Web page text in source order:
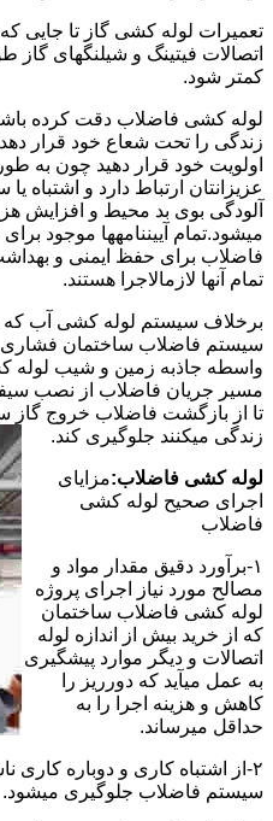
تعمیرات لوله کشی گاز تا جایی که
اتصالات فیتینگ و شیلنگهای گاز
کمتر شود.
لوله کشی فاضلاب دقت کرده
زندگی را تحت شعاع خود قرار
اولویت خود قرار دهید چون به
عزیزانتان ارتباط دارد و اشتباه
آلودگی بوی بد محیط و افزایش
میشود.تمام آییننامهها موجود
فاضلاب برای حفظ ایمنی و
تمام آنها لازمالاجرا هستند.
برخلاف سیستم لوله کشی آب
سیستم فاضلاب ساختمان فشاری
واسطه جاذبه زمین و شیب لوله
مسیر جریان فاضلاب از نصب
تا از بازگشت فاضلاب خروج
زندگی میکنند جلوگیری کند.
لوله کشی فاضلاب:مزایای
اجرای صحیح لوله کشی
فاضلاب
۱-برآورد دقیق مقدار مواد و
مصالح مورد نیاز اجرای پروژه
لوله کشی فاضلاب ساختمان
که از خرید بیش از اندازه لوله
اتصالات و دیگر موارد پیشگیری
به عمل میآید که دورریز را
کاهش و هزینه اجرا را به
حداقل میرساند.
۲-از اشتباه کاری و دوباره
سیستم فاضلاب جلوگیری میشود.